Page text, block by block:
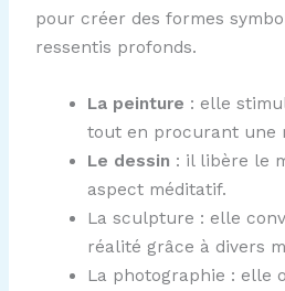
pour créer des formes
ressentis profonds.
La peinture : elle
tout en procurant une
Le dessin : il libère le
aspect méditatif.
La sculpture : elle
réalité grâce à divers
La photographie : elle